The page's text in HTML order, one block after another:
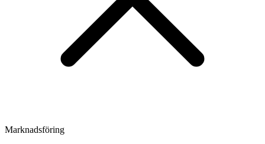
Marknadsföring